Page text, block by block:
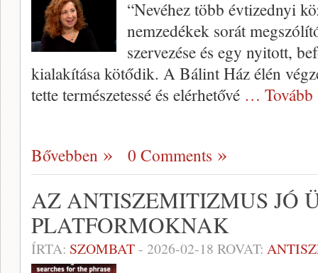
“Nevéhez több évtizednyi
nemzedékek sorát
szervezése és egy nyitott,
kialakítása kötődik. A Bálint Ház élén
tette természetessé és elérhetővé … Tovább
Bővebben 0 Comments
AZ ANTISZEMITIZMUS JÓ
PLATFORMOKNAK
ÍRTA: SZOMBAT- 2026-02-18 ROVAT: